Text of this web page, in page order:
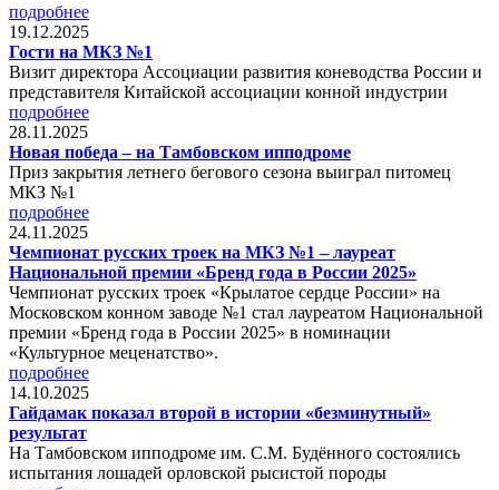
подробнее
19.12.2025
Гости на МКЗ №1
Визит директора Ассоциации развития коневодства России и
представителя Китайской ассоциации конной индустрии
подробнее
28.11.2025
Новая победа – на Тамбовском ипподроме
Приз закрытия летнего бегового сезона выиграл питомец
МКЗ №1
подробнее
24.11.2025
Чемпионат русских троек на МКЗ №1 – лауреат
Национальной премии «Бренд года в России 2025»
Чемпионат русских троек «Крылатое сердце России» на
Московском конном заводе №1 стал лауреатом Национальной
премии «Бренд года в России 2025» в номинации
«Культурное меценатство».
подробнее
14.10.2025
Гайдамак показал второй в истории «безминутный»
результат
На Тамбовском ипподроме им. С.М. Будённого состоялись
испытания лошадей орловской рысистой породы